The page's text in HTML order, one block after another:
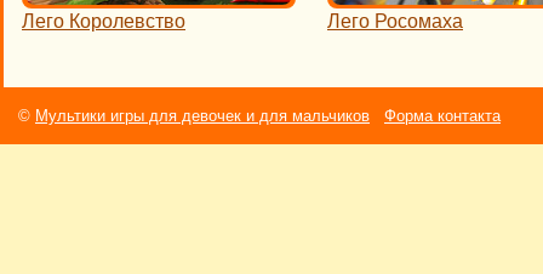
Лего Королевство Лего Росомаха
© Мультики игры для девочек и для мальчиков Форма контакта